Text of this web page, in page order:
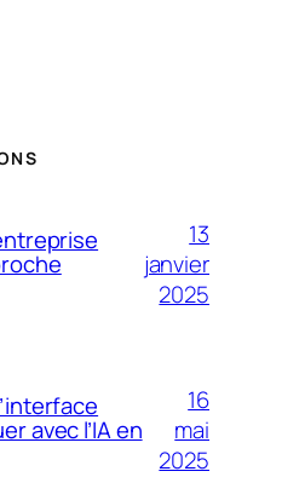
13
janvier
2025
avec l’IA en
16
mai
2025